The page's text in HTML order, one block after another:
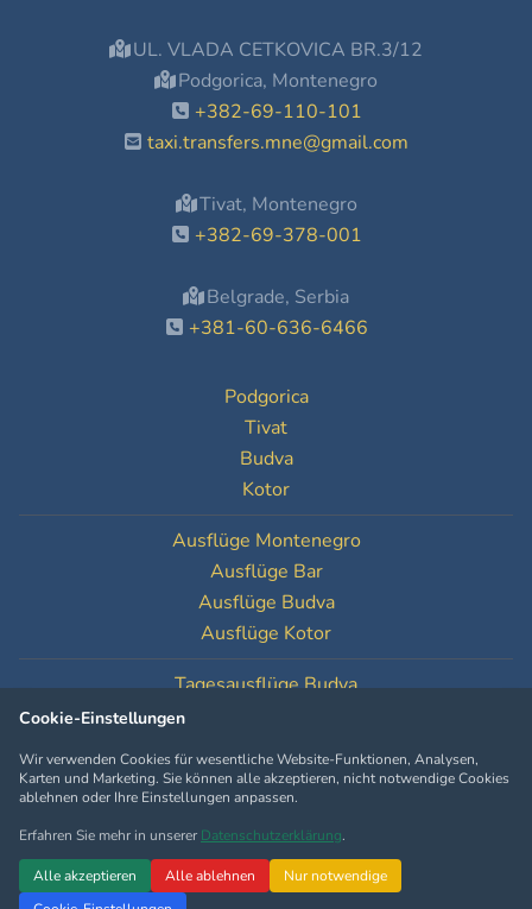
UL. VLADA CETKOVICA BR.3/12
Podgorica, Montenegro
+382-69-110-101
taxi.transfers.mne@gmail.com
Tivat, Montenegro
+382-69-378-001
Belgrade, Serbia
+381-60-636-6466
Podgorica
Tivat
Budva
Kotor
Ausflüge Montenegro
Ausflüge Bar
Ausflüge Budva
Ausflüge Kotor
Tagesausflüge Budva
Tagesausflüge Kotor
Cookie-Einstellungen
Copyright © MontenegroTourOperator.com
Cookie-Einstellungen
Wir verwenden Cookies für wesentliche Website-Funktionen, Analysen,
Karten und Marketing. Sie können alle akzeptieren, nicht notwendige Cookies
ablehnen oder Ihre Einstellungen anpassen.
Erfahren Sie mehr in unserer Datenschutzerklärung.
Alle akzeptieren Alle ablehnen
Nur notwendige